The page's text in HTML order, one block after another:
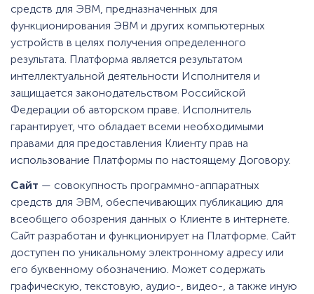
средств для ЭВМ, предназначенных для
функционирования ЭВМ и других компьютерных
устройств в целях получения определенного
результата. Платформа является результатом
интеллектуальной деятельности Исполнителя и
защищается законодательством Российской
Федерации об авторском праве. Исполнитель
гарантирует, что обладает всеми необходимыми
правами для предоставления Клиенту прав на
использование Платформы по настоящему Договору.
Сайт — совокупность программно-аппаратных
средств для ЭВМ, обеспечивающих публикацию для
всеобщего обозрения данных о Клиенте в интернете.
Сайт разработан и функционирует на Платформе. Сайт
доступен по уникальному электронному адресу или
его буквенному обозначению. Может содержать
графическую, текстовую, аудио-, видео-, а также иную